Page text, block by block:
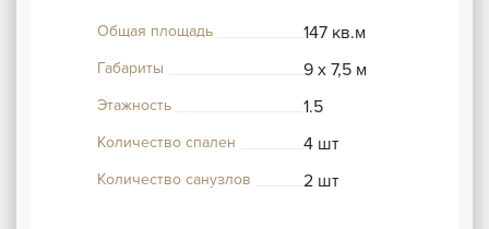
Общая площадь 147 кв.м
Габариты 9 x 7,5 м
Этажность 1.5
Количество спален 4 шт
Количество санузлов 2 шт